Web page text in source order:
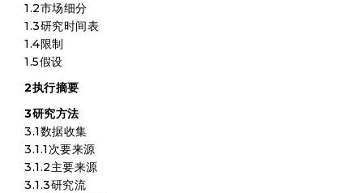
1.2市场细分
1.3研究时间表
1.4限制
1.5假设
2执行摘要
3研究方法
3.1数据收集
3.1.1次要来源
3.1.2主要来源
3.1.3研究流